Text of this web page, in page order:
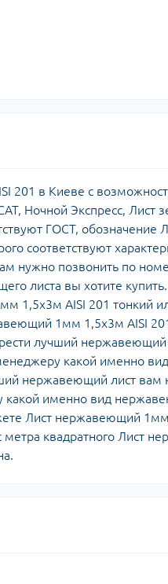
201 в Киеве с
Ночной Экспресс, Лист
ГОСТ,
соответствуют
нужно позвонить по
листа вы хотите
1,5х3м AISI 201 тонкий
1мм 1,5х3м AISI
лучший
какой именно
нержавеющий лист вам
именно вид
Лист нержавеющий 1мм
квадратного Лист